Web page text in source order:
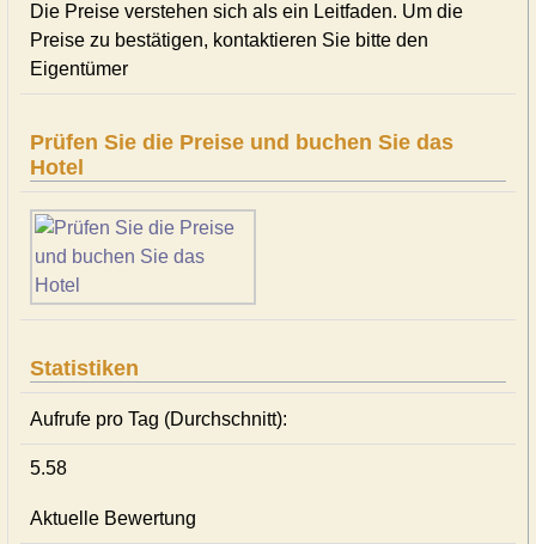
Die Preise verstehen sich als ein Leitfaden. Um die
Preise zu bestätigen, kontaktieren Sie bitte den
Eigentümer
Prüfen Sie die Preise und buchen Sie das
Hotel
Statistiken
Aufrufe pro Tag (Durchschnitt):
5.58
Aktuelle Bewertung